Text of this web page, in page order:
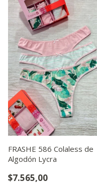
FRASHE 586 Colaless de
Algodón Lycra
$7.565,00